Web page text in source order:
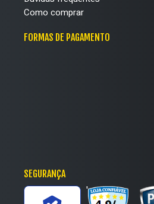
Como comprar
FORMAS DE PAGAMENTO
SEGURANÇA
'